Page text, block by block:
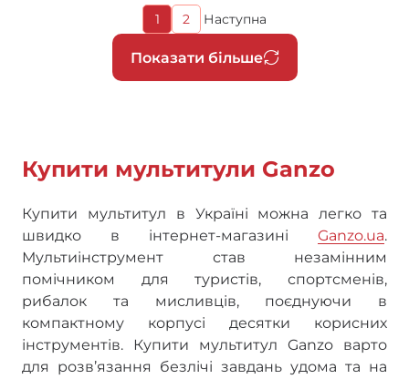
Розбивка
на
сторінки
Показати більше
Поточна
сторінка
1
Page
2
Наступна
сторінка
Наступна
Купити мультитули Ganzo
Купити мультитул в Україні можна легко та
швидко в інтернет-магазині Ganzo.ua.
Мультиінструмент став незамінним
помічником для туристів, спортсменів,
рибалок та мисливців, поєднуючи в
компактному корпусі десятки корисних
інструментів. Купити мультитул Ganzo варто
для розв’язання безлічі завдань удома та на